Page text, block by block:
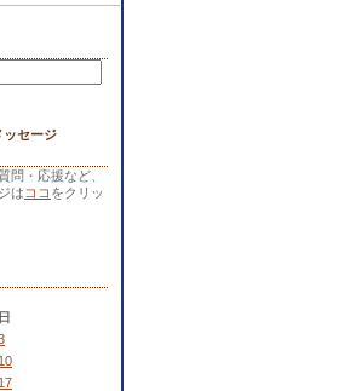
ッセージ
問・応援など、
は ココ をクリッ
日
10
17